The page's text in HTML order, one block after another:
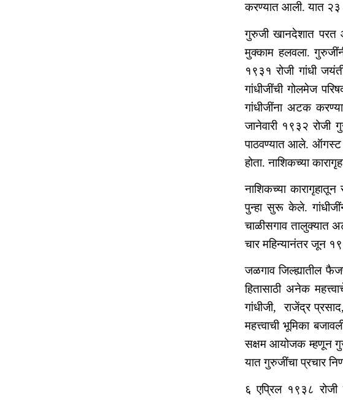
करण्यात आली. यात २३
गुरुजी खानदेशात परत
मुक्काम हलवला.
१९३१ रोजी गांधी
गांधीजींची गोलमेज
गांधीजींना अटक
जानेवारी १९३२ रोजी
पाठवण्यात आले. ऑगस्ट
होता. नाशिकच्या
नाशिकच्या
पुन्हा सुरू केले.
चाळीसगाव तालुक्यात
चार महिन्यानंतर जून
जळगाव जिल्ह्यातील
हितासाठी अनेक
गांधीजी, राजेंद्र
महत्त्वाची भूमिका
सक्षम आयोजक म्हणून
यात गुरुजींचा प्रचार
६ एप्रिल १९३८ रोजी